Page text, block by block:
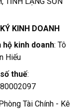
KINH DOANH
hộ kinh doanh: Tô
Hiếu
thuế:
Tài Chính - Kê